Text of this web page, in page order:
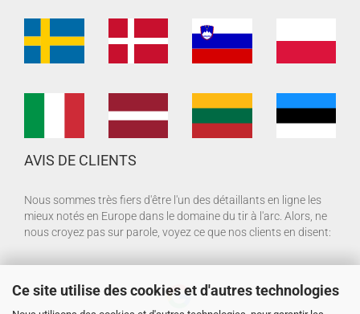
Ce site utilise des cookies et d'autres technologies
AVIS DE CLIENTS
Nous sommes très fiers d'être l'un des détaillants en ligne les
mieux notés en Europe dans le domaine du tir à l'arc. Alors, ne
nous croyez pas sur parole, voyez ce que nos clients en disent: